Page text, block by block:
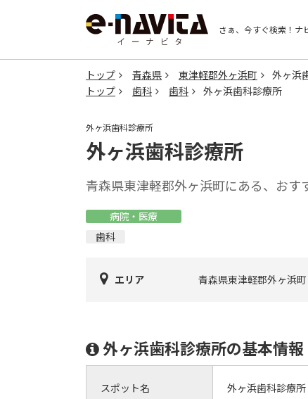
さぁ、今すぐ検索！ ナ
トップ 青森県 東津軽郡外ヶ浜町
外ヶ浜
トップ
歯科 歯科 外ヶ浜歯科診療所
外ヶ浜歯科診療所
外ヶ浜歯科診療所
青森県東津軽郡外ヶ浜町にある、おす
病院・医療
歯科
エリア 青森県東津軽郡外ヶ浜町
外ヶ浜歯科診療所の基本情報
スポット名 外ヶ浜歯科診療所